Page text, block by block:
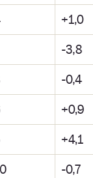
+1,0
-3,8
-0,4
+0,9
+4,1
-0,7